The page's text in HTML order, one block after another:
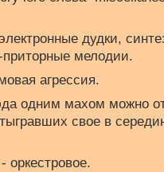
дудки,
мелодии.
агрессия.
одним махом можно
свое в
- оркестровое.